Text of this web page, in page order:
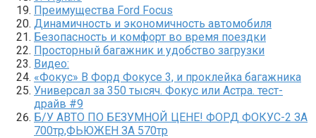
Преимущества Ford Focus
Динамичность и экономичность автомобиля
Безопасность и комфорт во время поездки
Просторный багажник и удобство загрузки
Видео:
«Фокус» В Форд Фокусе 3, и проклейка багажника
Универсал за 350 тысяч. Фокус или Астра. тест-
драйв #9
Б/У АВТО ПО БЕЗУМНОЙ ЦЕНЕ! ФОРД ФОКУС-2 ЗА
700тр,ФЬЮЖЕН ЗА 570тр